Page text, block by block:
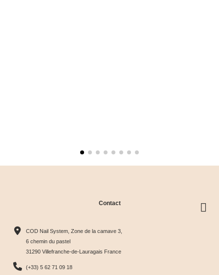
Contact
COD Nail System, Zone de la camave 3,
6 chemin du pastel
31290 Villefranche-de-Lauragais France
(+33) 5 62 71 09 18